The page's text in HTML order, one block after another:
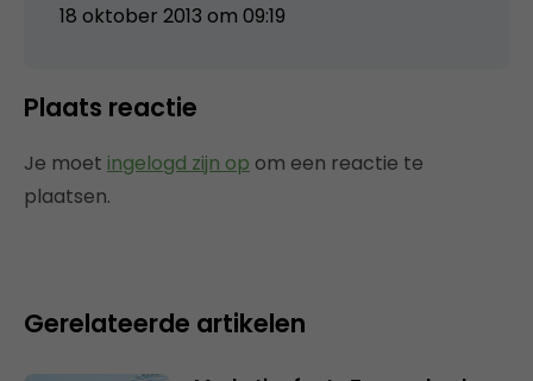
18 oktober 2013 om 09:19
Plaats reactie
Je moet ingelogd zijn op om een reactie te
plaatsen.
Gerelateerde artikelen